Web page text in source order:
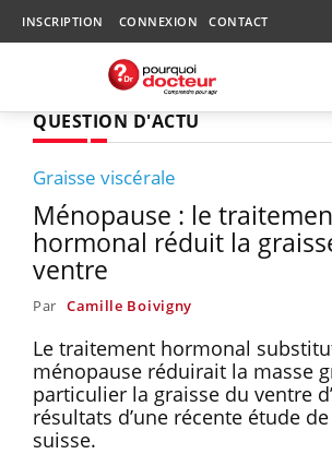
INSCRIPTION CONNEXION CONTACT
QUESTION D'ACTU
Graisse viscérale
Ménopause : le
hormonal réduit la
ventre
Par Camille Boivigny
Le traitement hormonal
ménopause réduirait la masse
particulier la graisse du ventre
résultats d’une récente étude
suisse.